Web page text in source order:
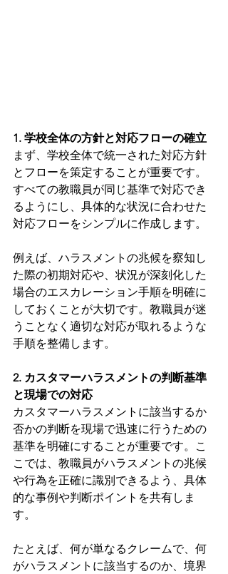
1. 学校全体の方針と対応フローの確立
まず、学校全体で統一された対応方針
とフローを策定することが重要です。
すべての教職員が同じ基準で対応でき
るようにし、具体的な状況に合わせた
対応フローをシンプルに作成します。
例えば、ハラスメントの兆候を察知し
た際の初期対応や、状況が深刻化した
場合のエスカレーション手順を明確に
しておくことが大切です。教職員が迷
うことなく適切な対応が取れるような
手順を整備します。
2. カスタマーハラスメントの判断基準
と現場での対応
カスタマーハラスメントに該当するか
否かの判断を現場で迅速に行うための
基準を明確にすることが重要です。こ
こでは、教職員がハラスメントの兆候
や行為を正確に識別できるよう、具体
的な事例や判断ポイントを共有しま
す。
たとえば、何が単なるクレームで、何
がハラスメントに該当するのか、境界